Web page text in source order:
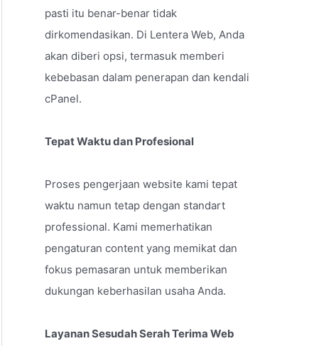
pasti itu benar-benar tidak
dirkomendasikan. Di Lentera Web, Anda
akan diberi opsi, termasuk memberi
kebebasan dalam penerapan dan kendali
cPanel.
Tepat Waktu dan Profesional
Proses pengerjaan website kami tepat
waktu namun tetap dengan standart
professional. Kami memerhatikan
pengaturan content yang memikat dan
fokus pemasaran untuk memberikan
dukungan keberhasilan usaha Anda.
Layanan Sesudah Serah Terima Web